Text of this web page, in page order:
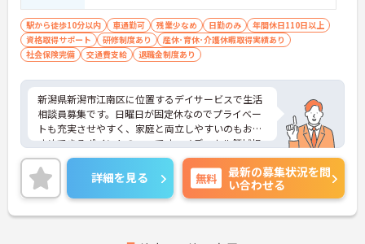
駅から徒歩10分以内 車通勤可 残業少なめ 日勤のみ
年間休日110日以上
資格取得サポート
研修制度あり
産休･育休･介護休暇取得実績あり
社会保険完備
交通費支給 退職金制度あり
新潟県新潟市江南区に位置するデイサービスで生活
相談員募集です。日曜日が固定休なのでプライベー
トも充実させやすく、家庭と両立しやすいのもおす
すめできるポイントの一つです。メディカル領域担
当
詳細を見る 無料
最新の募集状況を問
い合わせる